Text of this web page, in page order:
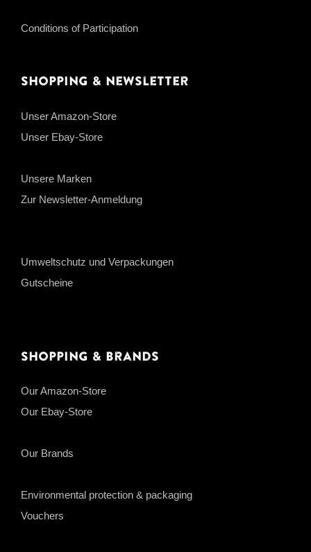
Conditions of Participation
Shopping & Newsletter
Unser Amazon-Store
Unser Ebay-Store
Unsere Marken
Zur Newsletter-Anmeldung
Umweltschutz und Verpackungen
Gutscheine
Shopping & Brands
Our Amazon-Store
Our Ebay-Store
Our Brands
Environmental protection & packaging
Vouchers